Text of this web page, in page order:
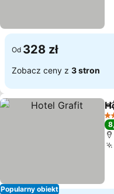
Od 328 zł
Zobacz ceny z 3 stron
Popularny obiekt
4